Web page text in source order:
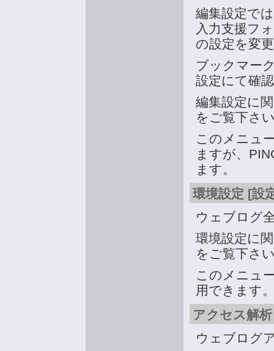
編集設定で
入力支援フ
の設定を変
ブックマー
設定にて確
編集設定に
をご覧下さ
このメニュ
ますが、
ます。
環境設定 [設
ウェブログ
環境設定に
をご覧下さ
このメニュ
用できます
アクセス解
ウェブログ